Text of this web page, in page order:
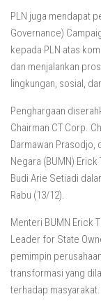
PLN juga mendapat
Governance)
kepada PLN atas
dan menjalankan
lingkungan, sosial,
Penghargaan
Chairman CT Corp.
Darmawan Prasodjo,
Negara (BUMN)
Budi Arie Setiadi
Rabu (13/12).
Menteri BUMN Erick
Leader for State
pemimpin
transformasi yang
terhadap masyarakat.